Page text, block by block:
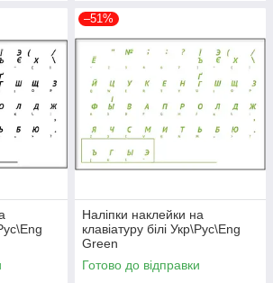
–51%
Наліпки наклейки на
клавіатуру білі Укр\Рус\Eng
Green
Готово до відправки